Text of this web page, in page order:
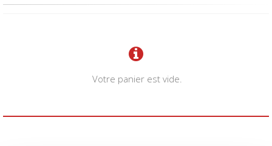
Votre panier est vide.